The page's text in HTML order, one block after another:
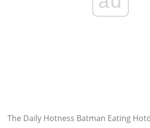
The Daily Hotness Batman Eating